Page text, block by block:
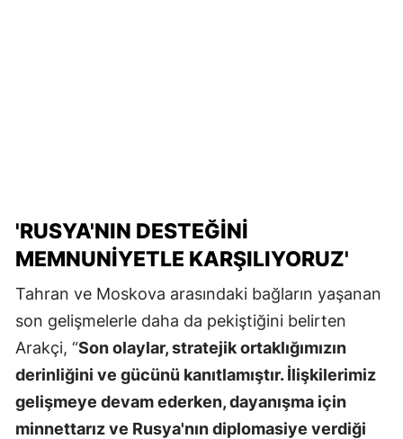
'RUSYA'NIN DESTEĞİNİ
MEMNUNIYETLE KARŞILIYORUZ'
Tahran ve Moskova arasındaki bağların yaşanan
son gelişmelerle daha da pekiştiğini belirten
Arakçi, “Son olaylar, stratejik ortaklığımızın
derinliğini ve gücünü kanıtlamıştır. İlişkilerimiz
gelişmeye devam ederken, dayanışma için
minnettarız ve Rusya'nın diplomasiye verdiği